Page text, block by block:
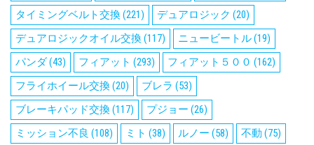
タイミングベルト交換(221) デュアロジック (20)
デュアロジックオイル交換(117) ニュービートル(19)
パンダ(43) フィアット (293) フィアット５００ (162)
フライホイール交換(20) ブレラ (53)
ブレーキパッド交換(117) プジョー (26)
ミッション不良 (108) ミト (38) ルノー (58) 不動 (75)